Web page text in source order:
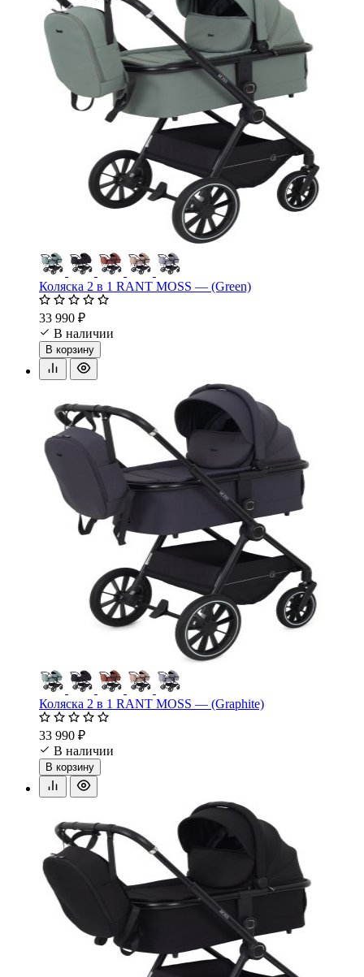
Коляска 2 в 1 RANT MOSS — (Green)
33 990 ₽
В наличии
В корзину
Коляска 2 в 1 RANT MOSS — (Graphite)
33 990 ₽
В наличии
В корзину